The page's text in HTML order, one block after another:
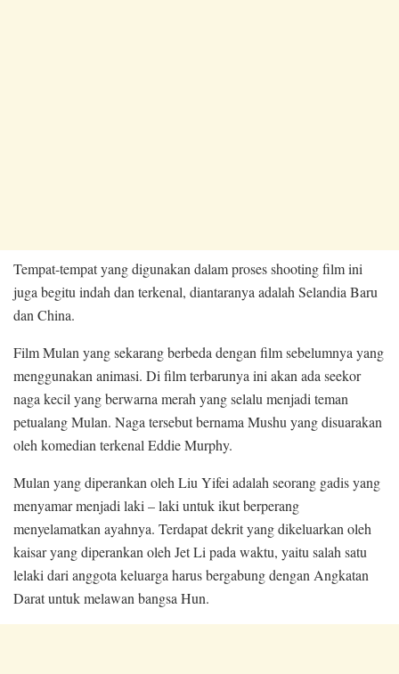
Tempat-tempat yang digunakan dalam proses shooting film ini
juga begitu indah dan terkenal, diantaranya adalah Selandia Baru
dan China.
Film Mulan yang sekarang berbeda dengan film sebelumnya yang
menggunakan animasi. Di film terbarunya ini akan ada seekor
naga kecil yang berwarna merah yang selalu menjadi teman
petualang Mulan. Naga tersebut bernama Mushu yang disuarakan
oleh komedian terkenal Eddie Murphy.
Mulan yang diperankan oleh Liu Yifei adalah seorang gadis yang
menyamar menjadi laki – laki untuk ikut berperang
menyelamatkan ayahnya. Terdapat dekrit yang dikeluarkan oleh
kaisar yang diperankan oleh Jet Li pada waktu, yaitu salah satu
lelaki dari anggota keluarga harus bergabung dengan Angkatan
Darat untuk melawan bangsa Hun.